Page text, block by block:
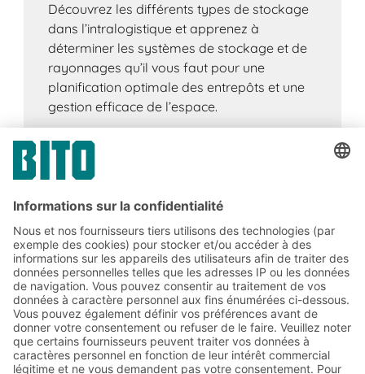
Découvrez les différents types de stockage
dans l’intralogistique et apprenez à
déterminer les systèmes de stockage et de
rayonnages qu’il vous faut pour une
planification optimale des entrepôts et une
gestion efficace de l’espace.
Abonnez-vous à la lettre
d'information de BITO :
Actualités de l'entrepôt et de
la logistique